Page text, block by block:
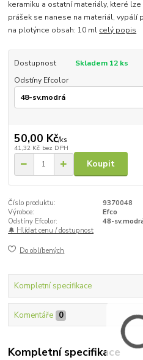
keramiku a ostatní materiály, které
prášek se nanese na materiál, vypálí
na plotýnce obsah: 10 ml celý popis
Dostupnost
Skladem 12 ks
Odstíny Efcolor
50,00 Kč/ks
41,32 Kč bez DPH
Koupit
Číslo produktu:
9370048
Výrobce:
Efco
Odstíny Efcolor:
48-
🔔 Hlídat cenu / dostupnost
Do oblíbených
Kompletní specifikace
Komentáře 0
Kompletní specifikace